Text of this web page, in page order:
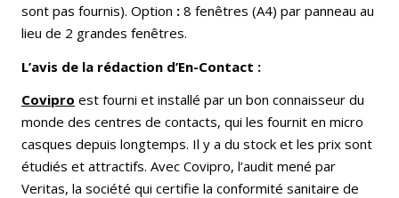
sont pas fournis). Option : 8 fenêtres (A4) par panneau au
lieu de 2 grandes fenêtres.
L’avis de la rédaction d’En-Contact :
Covipro est fourni et installé par un bon connaisseur du
monde des centres de contacts, qui les fournit en micro
casques depuis longtemps. Il y a du stock et les prix sont
étudiés et attractifs. Avec Covipro, l’audit mené par
Veritas, la société qui certifie la conformité sanitaire de